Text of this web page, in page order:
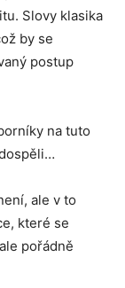
Slovy klasika
by se
postup
na tuto
ale v to
které se
pořádně